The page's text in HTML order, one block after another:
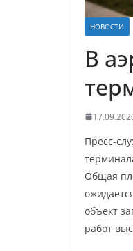
НОВОСТИ
В
Пресс-
Общая
объект
работ